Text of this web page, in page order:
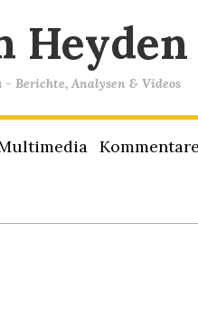
Heyden
Berichte, Analysen & Videos
Kommentare